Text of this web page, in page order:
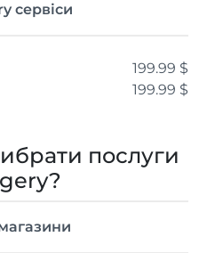
сервіси
199.99 $
199.99 $
послуги